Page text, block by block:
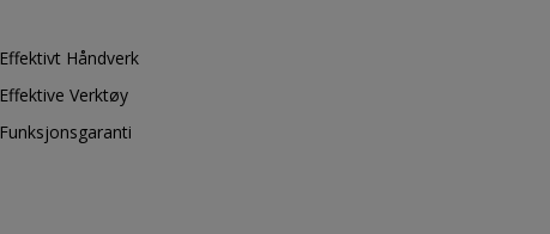
Effektivt Håndverk
Effektive Verktøy
Funksjonsgaranti